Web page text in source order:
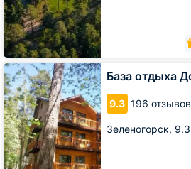
База отдыха
9.3 196
Зеленогорск,
База
отдыха
Доброе
утро